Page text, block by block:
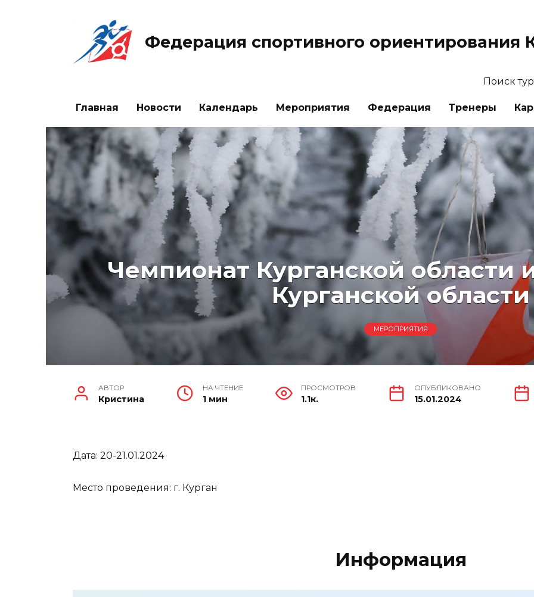
Федерация спортивного ориентирования
Поиск
Главная Новости Календарь Мероприятия Федерация Тренеры
Чемпионат Курганской области
Курганской области
МЕРОПРИЯТИЯ
АВТОР
Кристина
НА ЧТЕНИЕ
1 мин
ПРОСМОТРОВ
1.1к.
ОПУБЛИКОВАНО
15.01.2024
Дата: 20-21.01.2024
Место проведения: г. Курган
Информация